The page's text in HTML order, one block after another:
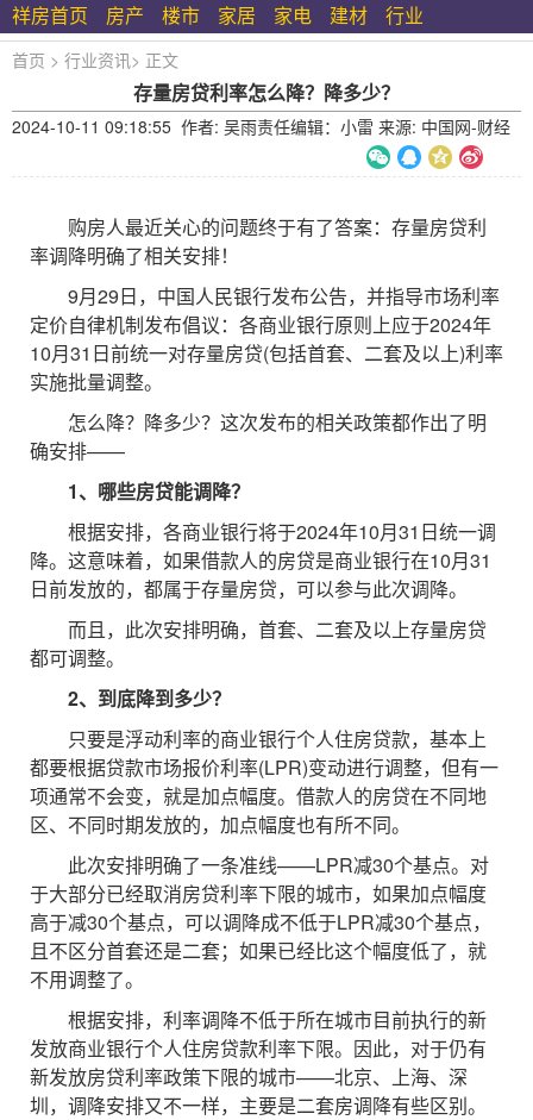
祥房首页 房产 楼市 家居 家电 建材 行业
首页 > 行业资讯> 正文
存量房贷利率怎么降？降多少？
2024-10-11 09:18:55 作者: 吴雨责任编辑：小雷 来源: 中国网-财经
购房人最近关心的问题终于有了答案：存量房贷利
率调降明确了相关安排！
9月29日，中国人民银行发布公告，并指导市场利率
定价自律机制发布倡议：各商业银行原则上应于2024年
10月31日前统一对存量房贷(包括首套、二套及以上)利率
实施批量调整。
怎么降？降多少？这次发布的相关政策都作出了明
确安排——
1、哪些房贷能调降？
根据安排，各商业银行将于2024年10月31日统一调
降。这意味着，如果借款人的房贷是商业银行在10月31
日前发放的，都属于存量房贷，可以参与此次调降。
而且，此次安排明确，首套、二套及以上存量房贷
都可调整。
2、到底降到多少？
只要是浮动利率的商业银行个人住房贷款，基本上
都要根据贷款市场报价利率(LPR)变动进行调整，但有一
项通常不会变，就是加点幅度。借款人的房贷在不同地
区、不同时期发放的，加点幅度也有所不同。
此次安排明确了一条准线——LPR减30个基点。对
于大部分已经取消房贷利率下限的城市，如果加点幅度
高于减30个基点，可以调降成不低于LPR减30个基点，
且不区分首套还是二套；如果已经比这个幅度低了，就
不用调整了。
根据安排，利率调降不低于所在城市目前执行的新
发放商业银行个人住房贷款利率下限。因此，对于仍有
新发放房贷利率政策下限的城市——北京、上海、深
圳，调降安排又不一样，主要是二套房调降有些区别。